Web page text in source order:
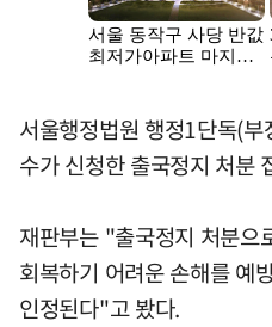
서울행정법원 행정1단독(
수가 신청한 출국정지 처분
재판부는 "출국정지 처분으
회복하기 어려운 손해를 예
인정된다"고 봤다.